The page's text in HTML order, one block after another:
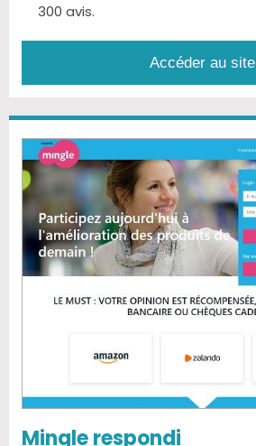
300 avis.
Accéder au site
Mingle respondi